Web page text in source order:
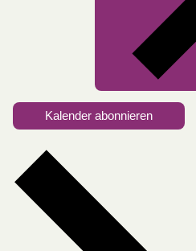
Kalender abonnieren